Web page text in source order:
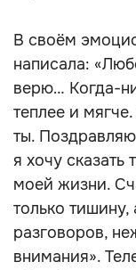
В своём
написала:
верю… Когда-
теплее и
ты.
я хочу сказать
моей жизни.
только
разговоров,
внимания».